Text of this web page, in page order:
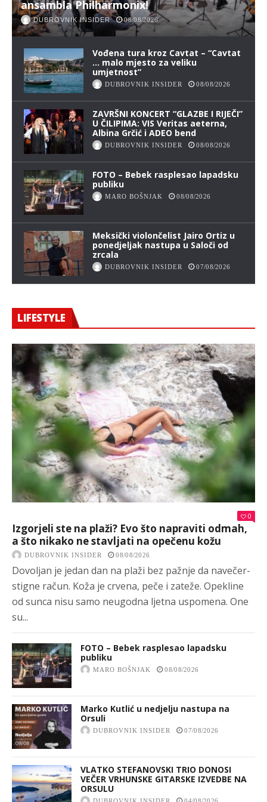
ansambla Philharmonix!
DUBROVNIK INSIDER 08/08/2026
Vođena tura kroz Cavtat – “Cavtat
… malo mjesto za veliku
umjetnost”
DUBROVNIK INSIDER 08/08/2026
ZAVRŠNI KONCERT “GLAZBE I RIJEČI”
U ČILIPIMA: VIS Veritas aeterna,
Albina Grčić i ADEO bend
DUBROVNIK INSIDER 08/08/2026
FOTO – Bebek rasplesao lapadsku
publiku
MARO BOŠNJAK 08/08/2026
Meksički violončelist Jairo Ortiz u
ponedjeljak nastupa u Saloči od
zrcala
DUBROVNIK INSIDER 07/08/2026
LIFESTYLE
0
Izgorjeli ste na plaži? Evo što napraviti odmah,
a što nikako ne stavljati na opečenu kožu
DUBROVNIK INSIDER 08/08/2026
Dovoljan je jedan dan na plaži bez pažnje da navečer-
stigne račun. Koža je crvena, peče i zateže. Opekline
od sunca nisu samo neugodna ljetna uspomena. One
su...
FOTO – Bebek rasplesao lapadsku
publiku
MARO BOŠNJAK 08/08/2026
Marko Kutlić u nedjelju nastupa na
Orsuli
DUBROVNIK INSIDER 07/08/2026
VLATKO STEFANOVSKI TRIO DONOSI
VEČER VRHUNSKE GITARSKE IZVEDBE NA
ORSULU
DUBROVNIK INSIDER 04/08/2026